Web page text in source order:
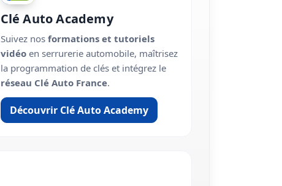
Clé Auto Academy
Suivez nos formations et tutoriels
vidéoen serrurerie automobile, maîtrisez
la programmation de clés et intégrez le
réseau Clé Auto France.
Découvrir Clé Auto Academy